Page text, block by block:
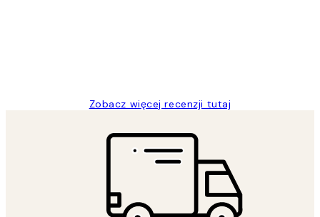
Zobacz więcej recenzji tutaj